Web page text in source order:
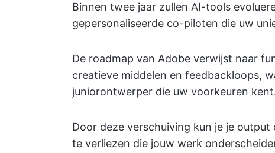
Binnen twee jaar zullen AI-tools
gepersonaliseerde co-piloten die uw
De roadmap van Adobe verwijst naar
creatieve middelen en feedbackloops,
juniorontwerper die uw voorkeuren
Door deze verschuiving kun je je
te verliezen die jouw werk